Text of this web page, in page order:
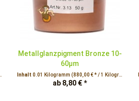
Metallglanzpigment Bronze 10-
60µm
Inhalt0.01 Kilogramm(880,00 € * / 1 Kilogramm)
ab 8,80 € *